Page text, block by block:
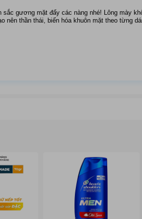
gương mặt đấy các nàng nhé! Lông mày
nên thần thái, biến hóa khuôn mặt theo từng